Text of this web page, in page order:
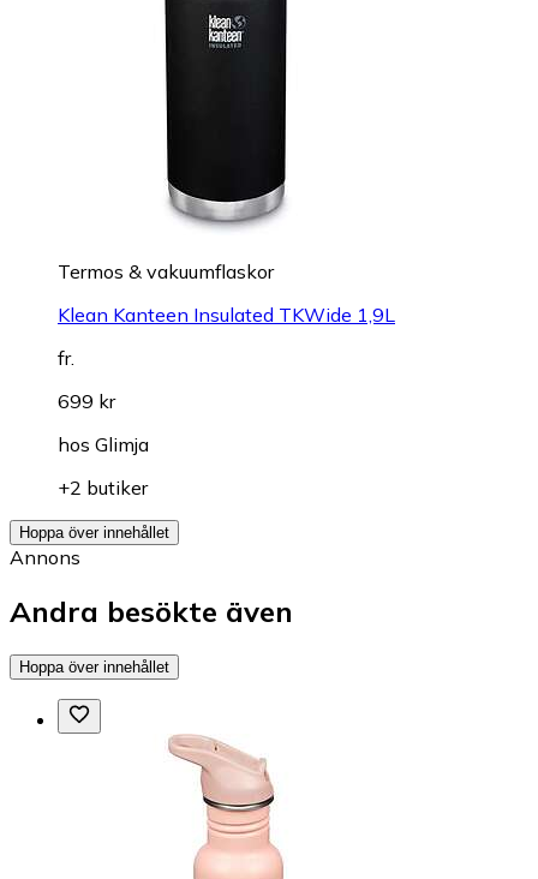
Termos & vakuumflaskor
Klean Kanteen Insulated TKWide 1,9L
fr.
699 kr
hos Glimja
+2 butiker
Hoppa över innehållet
Annons
Andra besökte även
Hoppa över innehållet